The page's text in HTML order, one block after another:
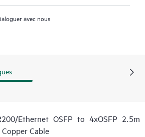
avec nous
Ethernet OSFP to 4xOSFP 2.5m
Cable